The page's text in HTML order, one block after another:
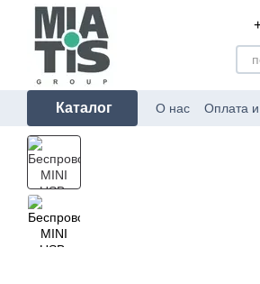
Перейти к основному контенту
Каталог О нас Оплата и